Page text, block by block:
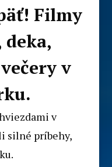
Filmy
v
v
silné príbehy,